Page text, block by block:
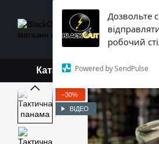
Дозвольте
робочий
Powered by SendPulse
Перейти до основного контенту
Каталог
−30%
ВІДЕО